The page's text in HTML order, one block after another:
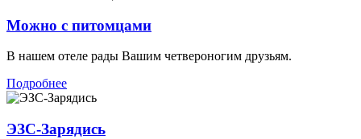
Можно с питомцами
В нашем отеле рады Вашим четвероногим друзьям.
Подробнее
ЭЗС-Зарядись